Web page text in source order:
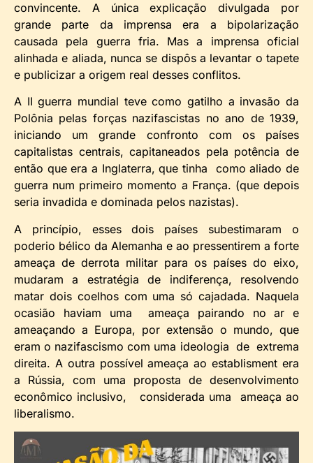
convincente. A única explicação divulgada por
grande parte da imprensa era a bipolarização
causada pela guerra fria. Mas a imprensa oficial
alinhada e aliada, nunca se dispôs a levantar o tapete
e publicizar a origem real desses conflitos.
A II guerra mundial teve como gatilho a invasão da
Polônia pelas forças nazifascistas no ano de 1939,
iniciando um grande confronto com os países
capitalistas centrais, capitaneados pela potência de
então que era a Inglaterra, que tinha como aliado de
guerra num primeiro momento a França. (que depois
seria invadida e dominada pelos nazistas).
A princípio, esses dois países subestimaram o
poderio bélico da Alemanha e ao pressentirem a forte
ameaça de derrota militar para os países do eixo,
mudaram a estratégia de indiferença, resolvendo
matar dois coelhos com uma só cajadada. Naquela
ocasião haviam uma ameaça pairando no ar e
ameaçando a Europa, por extensão o mundo, que
eram o nazifascismo com uma ideologia de extrema
direita. A outra possível ameaça ao establisment era
a Rússia, com uma proposta de desenvolvimento
econômico inclusivo, considerada uma ameaça ao
liberalismo.